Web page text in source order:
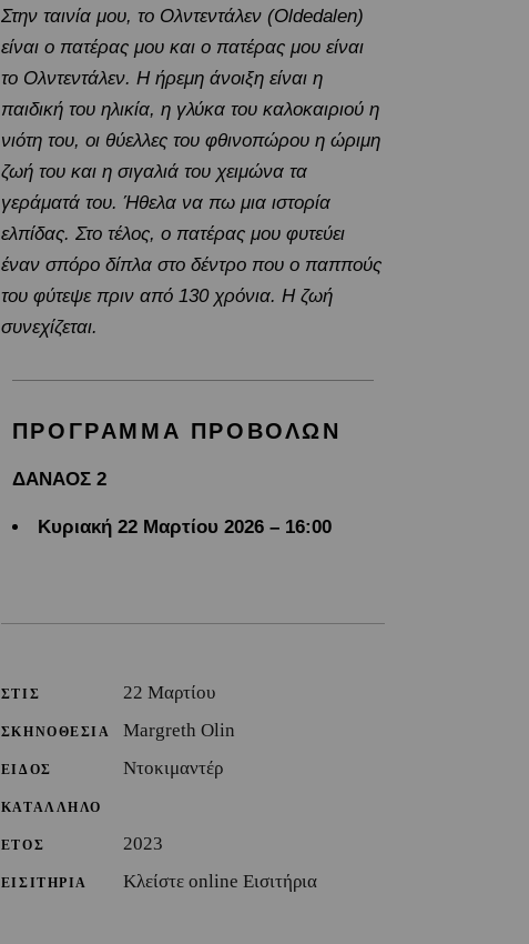
Στην ταινία μου, το Ολντεντάλεν (Oldedalen)
είναι ο πατέρας μου και ο πατέρας μου είναι
το Ολντεντάλεν. Η ήρεμη άνοιξη είναι η
παιδική του ηλικία, η γλύκα του καλοκαιριού η
νιότη του, οι θύελλες του φθινοπώρου η ώριμη
ζωή του και η σιγαλιά του χειμώνα τα
γεράματά του. Ήθελα να πω μια ιστορία
ελπίδας. Στο τέλος, ο πατέρας μου φυτεύει
έναν σπόρο δίπλα στο δέντρο που ο παππούς
του φύτεψε πριν από 130 χρόνια. Η ζωή
συνεχίζεται.
ΠΡΟΓΡΑΜΜΑ ΠΡΟΒΟΛΩΝ
ΔΑΝΑΟΣ 2
Κυριακή 22 Μαρτίου 2026 – 16:00
ΣΤΙΣ 22 Μαρτίου
ΣΚΗΝΟΘΕΣΙΑ Margreth Olin
ΕΙΔΟΣ Ντοκιμαντέρ
ΚΑΤΑΛΛΗΛΟ
ΕΤΟΣ 2023
ΕΙΣΙΤΗΡΙΑ Κλείστε online Εισιτήρια